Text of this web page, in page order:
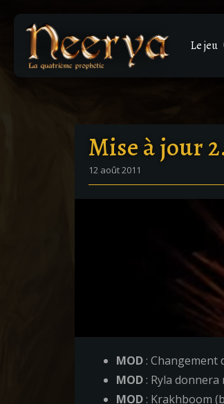
Lejeu
Mise à jour
12 août 2011
MOD: Changement
MOD: Ryla donnera
MOD: Krakhboom